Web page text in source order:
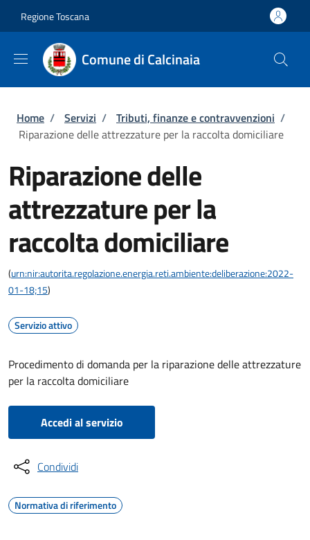
Regione Toscana
Comune di Calcinaia
Briciole di pane
Home / Servizi / Tributi, finanze e contravvenzioni /
Riparazione delle attrezzature per la raccolta domiciliare
Riparazione delle
attrezzature per la
raccolta domiciliare
(urn:nir:autorita.regolazione.energia.reti.ambiente:deliberazione:2022-
01-18;15)
Servizio attivo
Procedimento di domanda per la riparazione delle attrezzature
per la raccolta domiciliare
Accedi al servizio
Condividi
Normativa di riferimento